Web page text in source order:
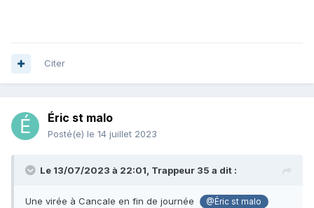
Citer
Éric st malo
Posté(e) le 14 juillet 2023
Le 13/07/2023 à 22:01, Trappeur 35 a dit :
Une virée à Cancale en fin de journée @Éric st malo